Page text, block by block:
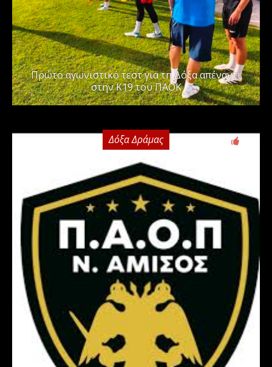
Πρώτο αγωνιστικό τεστ για τη Δόξα απέναντι
στην Κ19 του ΠΑΟΚ
Δόξα Δράμας